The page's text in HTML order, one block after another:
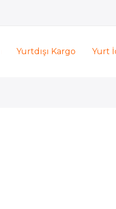
Yurtdışı Kargo Yurt